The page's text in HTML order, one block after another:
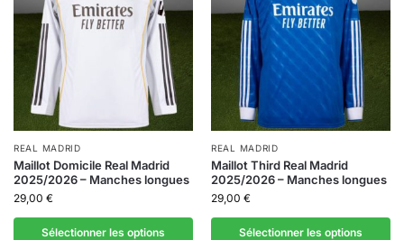
REAL MADRID
Maillot Domicile Real Madrid
2025/2026 – Manches longues
29,00 €
Sélectionner les options
REAL MADRID
Maillot Third Real Madrid
2025/2026 – Manches longues
29,00 €
Sélectionner les options